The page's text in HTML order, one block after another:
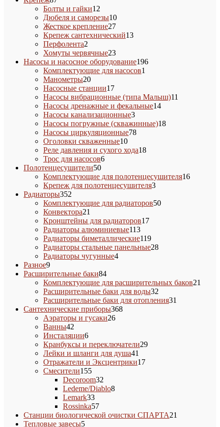
товаров
Болты и гайки12
товаров
Дюбеля и саморезы1010
Жесткое крепление2727
товаров
Крепеж сантехнический1313
Перфолента2
товара
Хомуты червячные2323
товара
Насосы и насосное оборудование196196
Комплектующие для насосов1
Манометры2020
товаров
Насосные станции1717
товаров
Насосы вибрационные (типа Малыш)11
Насосы дренажные и фекальные1414
Насосы канализационные33
товара
Насосы погружные (скважинные)1818
Насосы циркуляционные7878
Оголовки скваженные1010
товаров
Реле давления и сухого хода1818
Трос для насосов66
Полотенцесушители5050
товаров
Комплектующие для полотенцесушителя1616
Крепеж для полотенцесушителя33
Радиаторы352
товара
Комплектующие для радиаторов5050
Конвектора21
товар
Кронштейны для радиаторов1717
Радиаторы алюминиевые113113
товаров
Радиаторы биметаллические119119
товаров
Радиаторы стальные панельные2828
Радиаторы чугунные44
Разное99
товаров
Расширительные баки8484
товара
Комплектующие для расширительных баков21
Расширительные баки для воды32
товара
Расширительные баки для отопления31
Сантехнические приборы368368
Аэраторы и гусаки2626
Ванны42
товара
Инсталяции66
товаров
Кранбуксы и переключатели2929
Лейки и шланги для душа41
товар
Отражатели и Эксцентрики1717
Смесители155155
товаров
Decoroom32
товара
Ledeme/Diablo88
Lemark3333
товара
Rossinka5757
товаров
Станции биологической очистки СПАРТА21
Тепловые завесы55